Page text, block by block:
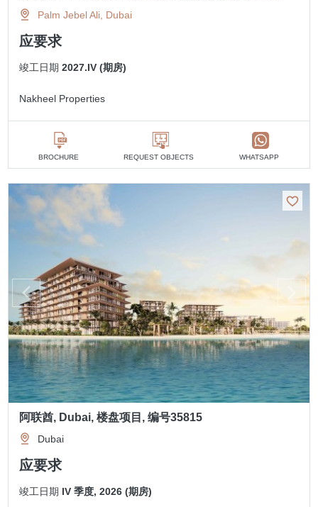
Palm Jebel Ali, Dubai
应要求
竣工日期2027.IV (期房)
Nakheel Properties
BROCHURE REQUEST OBJECTS WHATSAPP
阿联酋, Dubai, 楼盘项目, 编号35815
Dubai
应要求
竣工日期 IV 季度, 2026 (期房)